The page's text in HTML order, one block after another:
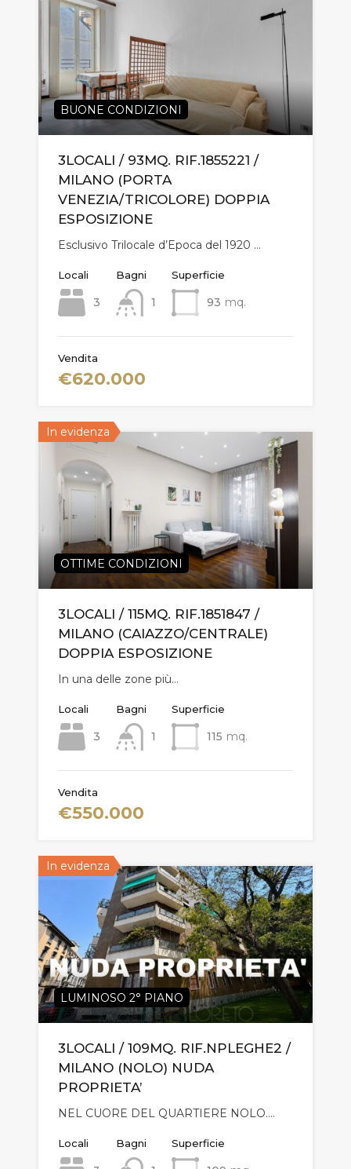
BUONE CONDIZIONI
3LOCALI / 93MQ. RIF.1855221 /
MILANO (PORTA
VENEZIA/TRICOLORE) DOPPIA
ESPOSIZIONE
Esclusivo Trilocale d’Epoca del 1920 …
Locali
3
Bagni
1
Superficie
93 mq.
Vendita
€620.000
In evidenza
OTTIME CONDIZIONI
3LOCALI / 115MQ. RIF.1851847 /
MILANO (CAIAZZO/CENTRALE)
DOPPIA ESPOSIZIONE
In una delle zone più…
Locali
3
Bagni
1
Superficie
115 mq.
Vendita
€550.000
In evidenza
LUMINOSO 2° PIANO
3LOCALI / 109MQ. RIF.NPLEGHE2 /
MILANO (NOLO) NUDA
PROPRIETA’
NEL CUORE DEL QUARTIERE NOLO.…
Locali Bagni Superficie